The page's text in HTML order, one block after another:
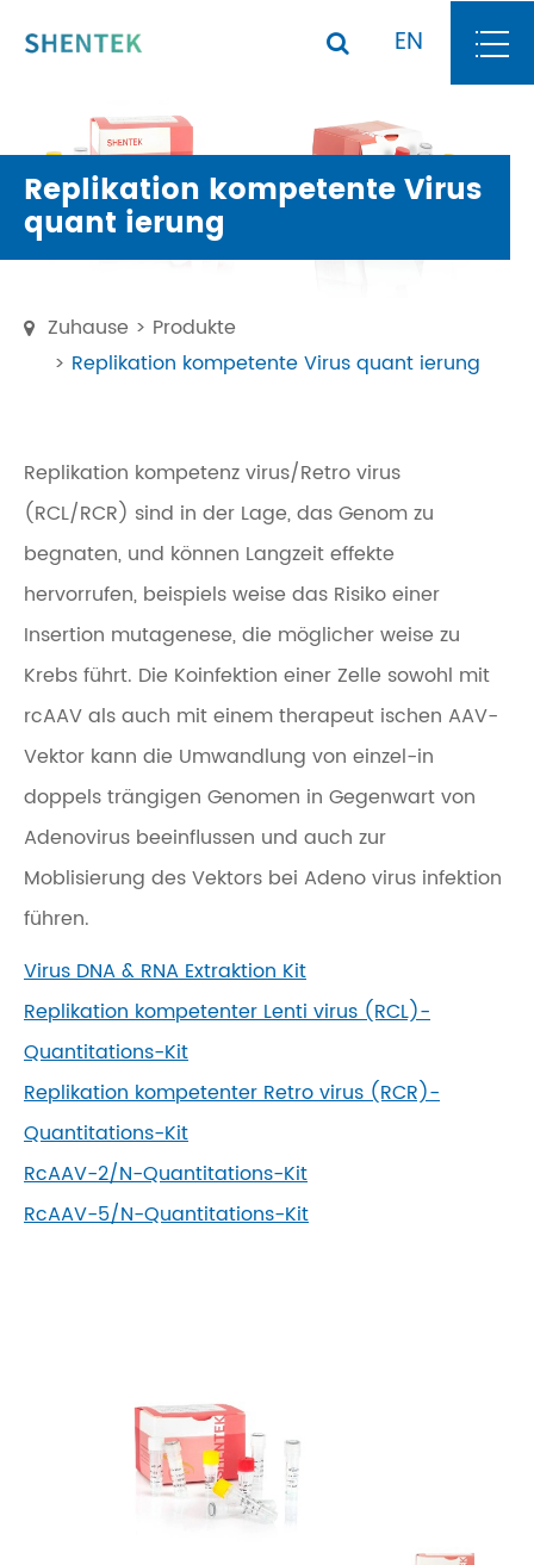
EN
Zuhause
Produkte
Replikation kompetente Virus quant ierung
Replikation kompetente Virus
quant ierung
Replikation kompetenz virus/Retro virus
(RCL/RCR) sind in der Lage, das Genom zu
begnaten, und können Langzeit effekte
hervorrufen, beispiels weise das Risiko einer
Insertion mutagenese, die möglicher weise zu
Krebs führt. Die Koinfektion einer Zelle sowohl mit
rcAAV als auch mit einem therapeut ischen AAV-
Vektor kann die Umwandlung von einzel-in
doppels trängigen Genomen in Gegenwart von
Adenovirus beeinflussen und auch zur
Moblisierung des Vektors bei Adeno virus infektion
führen.
Virus DNA & RNA Extraktion Kit
Replikation kompetenter Lenti virus (RCL)-
Quantitations-Kit
Replikation kompetenter Retro virus (RCR)-
Quantitations-Kit
RcAAV-2/N-Quantitations-Kit
RcAAV-5/N-Quantitations-Kit